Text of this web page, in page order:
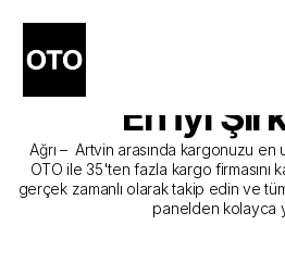
Ağrı -
Gönderim
En İyi
Ağrı –  Artvin arasında kargonuzu
OTO ile 35'ten fazla kargo firmasını
gerçek zamanlı olarak takip edin ve
panelden kolayca